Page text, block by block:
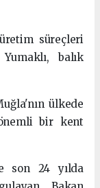
süreçleri
balık
ülkede
bir kent
son 24 yılda